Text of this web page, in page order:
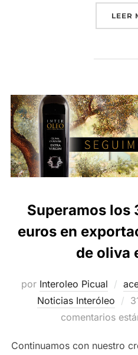
LEER
Superamos los
euros en
de oliva
por Interoleo Picual
Noticias Interóleo
el
comentarios
Continuamos con nuestro